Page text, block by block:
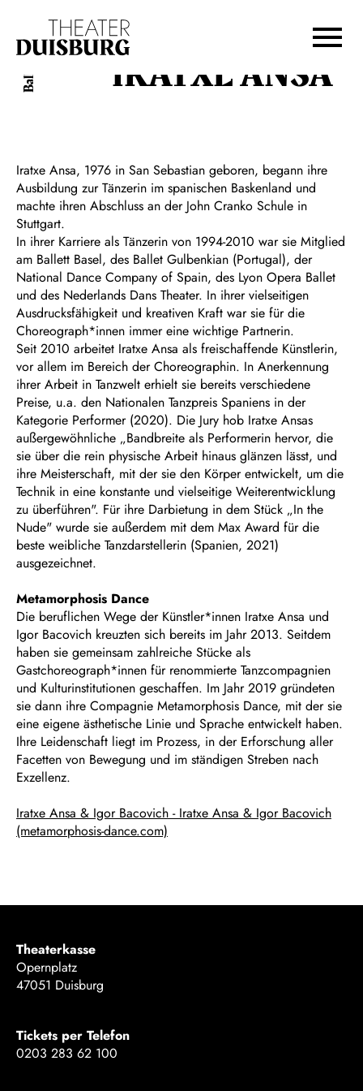
Zur Hauptnavigation springen
Zum Footer springen
Ballett IRATXE ANSA
Iratxe Ansa, 1976 in San Sebastian geboren, begann ihre
Ausbildung zur Tänzerin im spanischen Baskenland und
machte ihren Abschluss an der John Cranko Schule in
Stuttgart.
In ihrer Karriere als Tänzerin von 1994-2010 war sie Mitglied
am Ballett Basel, des Ballet Gulbenkian (Portugal), der
National Dance Company of Spain, des Lyon Opera Ballet
und des Nederlands Dans Theater. In ihrer vielseitigen
Ausdrucksfähigkeit und kreativen Kraft war sie für die
Choreograph*innen immer eine wichtige Partnerin.
Seit 2010 arbeitet Iratxe Ansa als freischaffende Künstlerin,
vor allem im Bereich der Choreographin. In Anerkennung
ihrer Arbeit in Tanzwelt erhielt sie bereits verschiedene
Preise, u.a. den Nationalen Tanzpreis Spaniens in der
Kategorie Performer (2020). Die Jury hob Iratxe Ansas
außergewöhnliche „Bandbreite als Performerin hervor, die
sie über die rein physische Arbeit hinaus glänzen lässt, und
ihre Meisterschaft, mit der sie den Körper entwickelt, um die
Technik in eine konstante und vielseitige Weiterentwicklung
zu überführen". Für ihre Darbietung in dem Stück „In the
Nude" wurde sie außerdem mit dem Max Award für die
beste weibliche Tanzdarstellerin (Spanien, 2021)
ausgezeichnet.
Metamorphosis Dance
Die beruflichen Wege der Künstler*innen Iratxe Ansa und
Igor Bacovich kreuzten sich bereits im Jahr 2013. Seitdem
haben sie gemeinsam zahlreiche Stücke als
Gastchoreograph*innen für renommierte Tanzcompagnien
und Kulturinstitutionen geschaffen. Im Jahr 2019 gründeten
sie dann ihre Compagnie Metamorphosis Dance, mit der sie
eine eigene ästhetische Linie und Sprache entwickelt haben.
Ihre Leidenschaft liegt im Prozess, in der Erforschung aller
Facetten von Bewegung und im ständigen Streben nach
Exzellenz.
Iratxe Ansa & Igor Bacovich - Iratxe Ansa & Igor Bacovich
(metamorphosis-dance.com)
Theaterkasse
Opernplatz
47051 Duisburg
Tickets per Telefon
0203 283 62 100